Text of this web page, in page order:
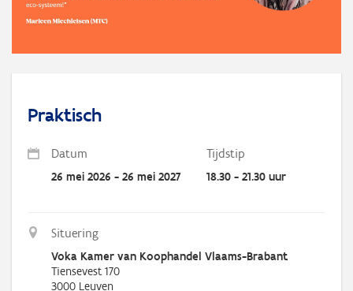
Praktisch
Datum Tijdstip
26 mei 2026 - 26 mei 2027 18.30 - 21.30 uur
Situering
Voka Kamer van Koophandel Vlaams-Brabant
Tiensevest 170
3000 Leuven